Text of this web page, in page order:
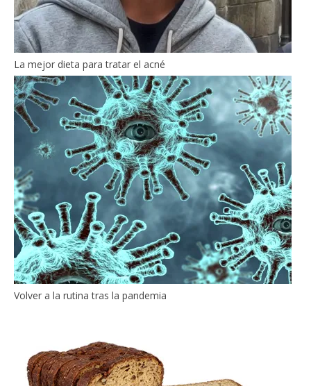
La mejor dieta para tratar el acné
Volver a la rutina tras la pandemia